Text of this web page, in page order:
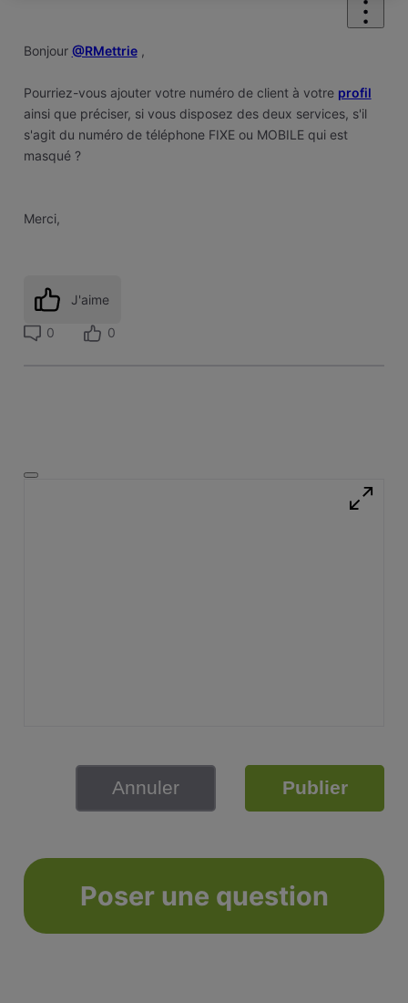
Bonjour @RMettrie,
Pourriez-vous ajouter votre numéro de client à votre profil
ainsi que préciser, si vous disposez des deux services, s'il
s'agit du numéro de téléphone FIXE ou MOBILE qui est
masqué ?
Merci,
J'aime
0 0
Annuler Publier
Poser une question